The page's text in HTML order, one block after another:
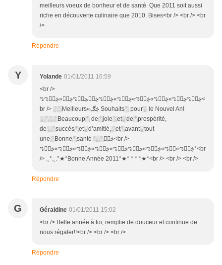
meilleurs voeux de bonheur et de santé. Que 2011 soit aussi
riche en découverte culinaire que 2010. Bises<br /> <br /> <br
/>
Répondre
Y Yolande 01/01/2011 16:59
<br />
ಌಌڿڰۣ«ڿڰۣಌڿڰۣڿڰۣಌڿڰۣ«ಌڿڰۣ«ಌڿڰۣ«ಌڿڰۣ«ಌڿڰۣಌڿڰۣ<
br /> ░░Meilleurs«ڿڰ Souhaits░ pour░ le Nouvel An!
░░░░Beaucoup░ de░joie░et░de░prospérité,
de░░succès░et░d’amitié,░et░avant░tout
une░Bonne░santé !░░ڿڰۣ<br />
ಌڿڰۣ«ಌڿڰۣ«ಌڿڰۣ«ಌڿڰۣ«ಌڿڰۣಌڿڰۣ«ಌڿڰۣ«ಌڰۣ«ಌڿڰۣ°<br
/> .˛*.˛.°★*Bonne Année 2011*★* * * *★*<br /> <br /> <br />
Répondre
G Géraldine 01/01/2011 15:02
<br /> Belle année à toi, remplie de douceur et continue de
nous régaler!!<br /> <br /> <br />
Répondre